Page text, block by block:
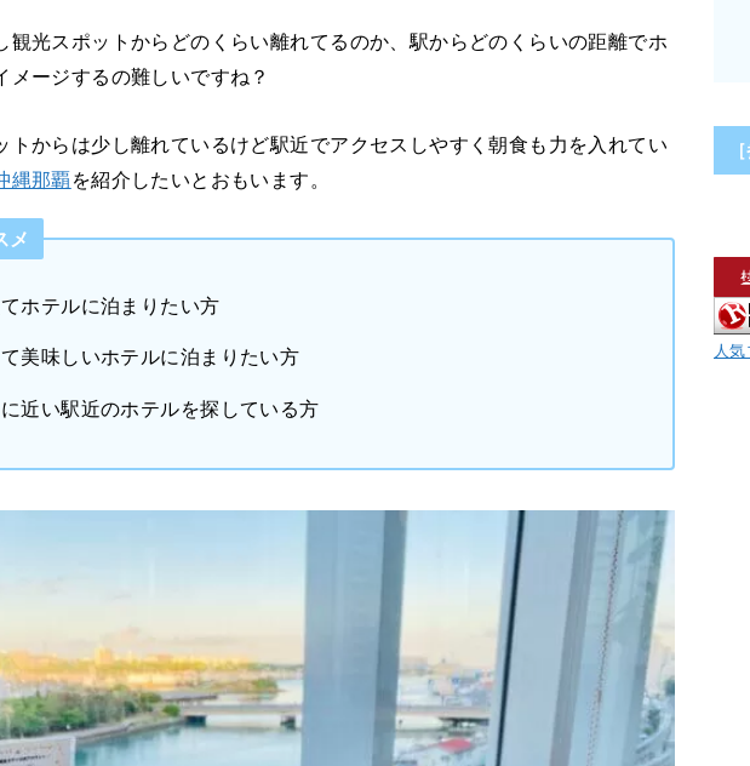
観光スポットからどのくらい離れてるのか、駅からどのくらいの距離でホ
メージするの難しいですね？
トからは少し離れているけど駅近でアクセスしやすく朝食も力を入れてい
縄那覇を紹介したいとおもいます。
メ
ホテルに泊まりたい方
美味しいホテルに泊まりたい方
近い駅近のホテルを探している方
人